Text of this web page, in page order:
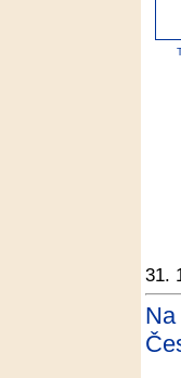
31.